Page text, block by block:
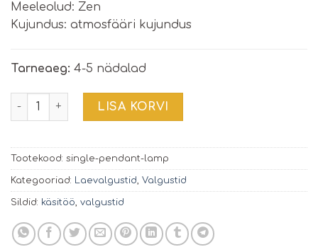
Meeleolud: Zen
Kujundus: atmosfääri kujundus
Tarneaeg: 4-5 nädalad
Laevalgusti | Simple nude ball | M kogus
LISA KORVI
Tootekood: single-pendant-lamp
Kategooriad: Laevalgustid Valgustid
Sildid: käsitöö valgustid